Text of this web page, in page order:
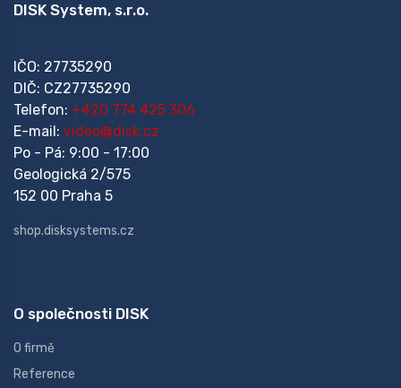
DISK System, s.r.o.
IČO: 27735290
DIČ: CZ27735290
Telefon: +420 774 425 306
E-mail: video@disk.cz
Po - Pá: 9:00 - 17:00
Geologická 2/575
152 00 Praha 5
shop.disksystems.cz
O společnosti DISK
O firmě
Reference